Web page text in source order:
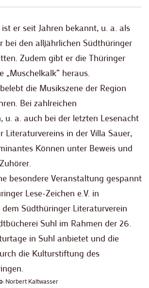
er seit Jahren bekannt, u. a. als
bei den alljährlichen Südthüringer
Zudem gibt er die Thüringer
„Muschelkalk“ heraus.
die Musikszene der Region
Bei zahlreichen
u. a. auch bei der letzten Lesenacht
Literaturvereins in der Villa Sauer,
Können unter Beweis und
besondere Veranstaltung gespannt
Lese-Zeichen e.V. in
Südthüringer Literaturverein
Suhl im Rahmen der 26.
in Suhl anbietet und die
die Kulturstiftung des
: Norbert Kaltwasser